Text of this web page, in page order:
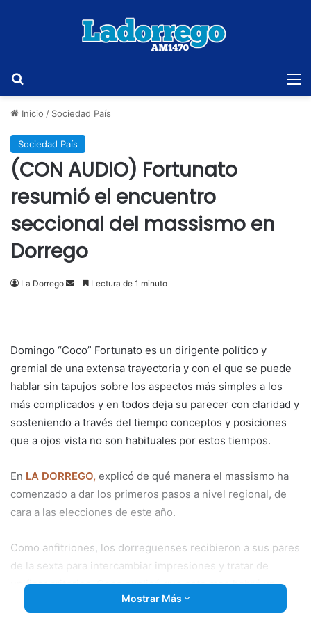
Inicio / Sociedad País
Sociedad País
(CON AUDIO) Fortunato
resumió el encuentro
seccional del massismo en
Dorrego
La Dorrego
SendLectura de 1 minuto
Domingo “Coco” Fortunato es un dirigente político y
gremial de una extensa trayectoria y con el que se puede
hablar sin tapujos sobre los aspectos más simples a los
más complicados y en todos deja su parecer con claridad y
sosteniendo a través del tiempo conceptos y posiciones
que a ojos vista no son habituales por estos tiempos.
En LA DORREGO, explicó de qué manera el massismo ha
comenzado a dar los primeros pasos a nivel regional, de
cara a las elecciones de este año.
Como anfitriones, los dorreguenses recibieron a sus pares
de la sexta para intercambiar impresiones y tratar de
unificar criterios. Coco explicó que este mes habrá un
segundo encuentro regional al que concurrirá.
Mostrar Más